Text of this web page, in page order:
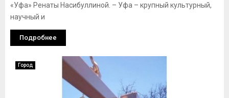
«Уфа» Ренаты Насибуллиной. – Уфа – крупный культурный,
научный и
Подробнее
Город